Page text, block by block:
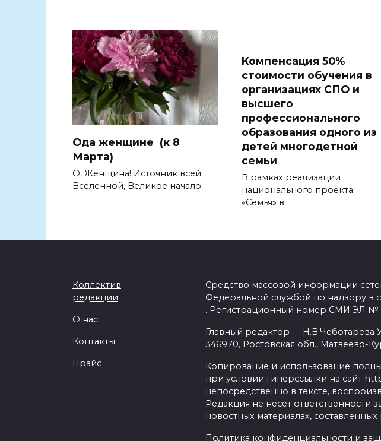
Ода женщине (к 8
Марта)
О, Женщина! Источник всей
Вселенной, Великое начало
Компенсация 50%
стоимости обучения в
организациях СПО и
высшего
профессионального
образования одного из
детей многодетной
семьи
В рамках реализации
национального проекта
«Семья» в
Коллектив
редакции
О нас
Контакты
Прайс
Средство массовой информации
Федеральной службой по надзору в
. Регистрационный номер СМИ ЭЛ №
Главный редактор —
346970, Ростовская обл., Матвеево-
Копирование и использование
при условии гиперссылки на сайт
непосредственно в тексте,
Редакция не несет
новостных материалах,
Политика конфиденциальности и